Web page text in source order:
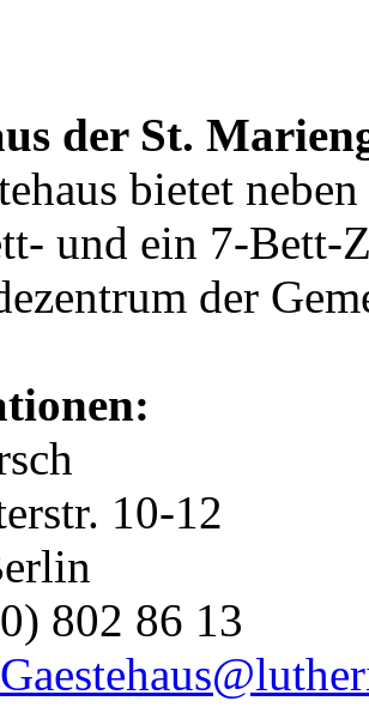
der St.
bietet
und ein 7-Bett-
der
10-12
802 86 13